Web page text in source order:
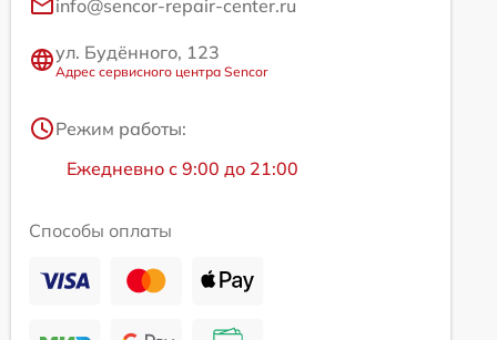
info@sencor-repair-center.ru
ул. Будённого, 123
Адрес сервисного центра Sencor
Режим работы:
Ежедневно с 9:00 до 21:00
Способы оплаты